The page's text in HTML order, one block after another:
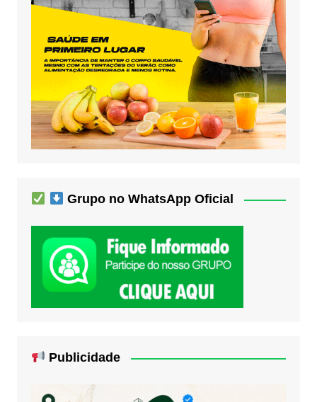
Grupo no WhatsApp Oficial
Publicidade